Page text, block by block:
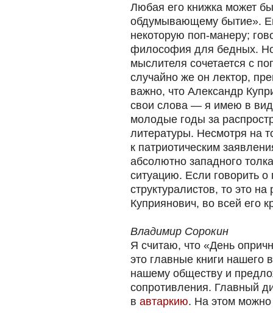
Любая его книжка может
обдумывающему бытие».
некоторую поп-манеру;
философия для бедных. Но
мыслителя сочетается с
случайно же он лектор,
важно, что Александр
свои слова — я имею в
молодые годы за
литературы. Несмотря на
к патриотическим
абсолютно западного
ситуацию. Если говорить
структуралистов, то это
Куприянович, во всей его
Владимир Сорокин
Я считаю, что «День
это главные книги нашего
нашему обществу и
сопротивления. Главный
в автаркию. На этом можно